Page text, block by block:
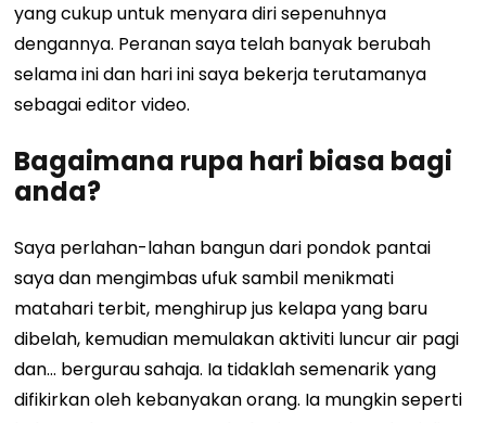
yang cukup untuk menyara diri sepenuhnya
dengannya. Peranan saya telah banyak berubah
selama ini dan hari ini saya bekerja terutamanya
sebagai editor video.
Bagaimana rupa hari biasa bagi
anda?
Saya perlahan-lahan bangun dari pondok pantai
saya dan mengimbas ufuk sambil menikmati
matahari terbit, menghirup jus kelapa yang baru
dibelah, kemudian memulakan aktiviti luncur air pagi
dan… bergurau sahaja. Ia tidaklah semenarik yang
difikirkan oleh kebanyakan orang. Ia mungkin seperti